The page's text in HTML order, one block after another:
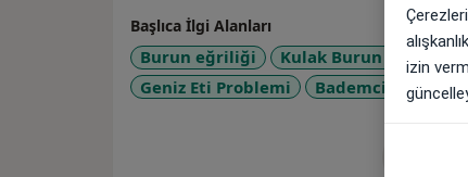
Başlıca İlgi Alanları
Burun eğriliği Kulak Burun Boğaz
Geniz Eti Problemi
Bademcik
izin